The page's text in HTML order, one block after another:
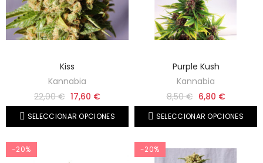
Kiss
Kannabia
22,00 € 17,60 €
SELECCIONAR OPCIONES
Purple Kush
Kannabia
8,50 € 6,80 €
SELECCIONAR OPCIONES
-20% -20%